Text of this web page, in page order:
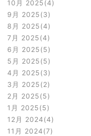
10月 2025 4
9月 2025 3
8月 2025 4
7月 2025 4
6月 2025 5
5月 2025 5
4月 2025 3
3月 2025 2
2月 2025 5
1月 2025 5
12月 2024 4
11月 2024 7